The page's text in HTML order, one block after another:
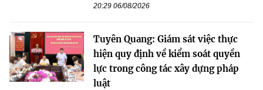
20:29 06/08/2026
Tuyên Quang: Giám sát việc thực
hiện quy định về kiểm soát quyền
lực trong công tác xây dựng pháp
luật